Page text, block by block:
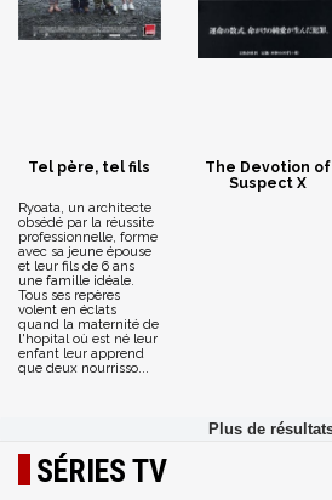
Tel père, tel fils
Ryoata, un architecte
obsédé par la réussite
professionnelle, forme
avec sa jeune épouse
et leur fils de 6 ans
une famille idéale.
Tous ses repères
volent en éclats
quand la maternité de
l'hopital où est né leur
enfant leur apprend
que deux nourrisso...
The Devotion of
Suspect X
SÉRIES TV